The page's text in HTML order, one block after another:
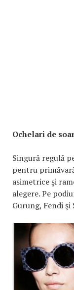
Ochelari de
Singură regulă
pentru
asimetrice şi
alegere. Pe
Gurung, Fendi